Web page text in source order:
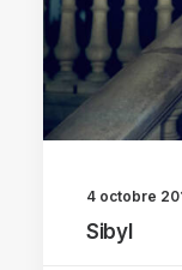
4 octobre
Sibyl